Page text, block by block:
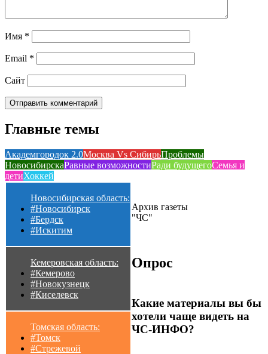
Имя *
Email *
Сайт
Главные темы
Академгородок 2.0Москва Vs СибирьПроблемы
НовосибирскаРавные возможностиРади будущегоСемья и
детиХоккей
Новосибирская область:
#Новосибирск
#Бердск
#Искитим
Кемеровская область:
#Кемерово
#Новокузнецк
#Киселевск
Томская область:
#Томск
#Стрежевой
Архив газеты
"ЧС"
Опрос
Какие материалы вы бы
хотели чаще видеть на
ЧС-ИНФО?